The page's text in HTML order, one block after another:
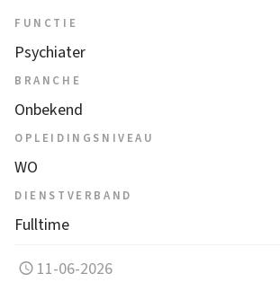
FUNCTIE
Psychiater
BRANCHE
Onbekend
OPLEIDINGSNIVEAU
WO
DIENSTVERBAND
Fulltime
11-06-2026